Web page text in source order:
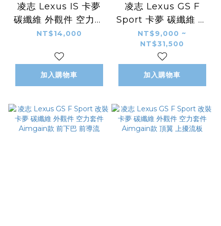
凌志 Lexus IS 卡夢
碳纖維 外觀件 空力套
件 AIMGAIN款 前下
NT$14,000
加入購物車
凌志 Lexus GS F
Sport 卡夢 碳纖維 外
觀件 空力套件 TOM'S
款 前下巴 後下巴 後包
角 葉子板飾版 側裙 尾
翼
NT$9,000 ~
NT$31,500
加入購物車